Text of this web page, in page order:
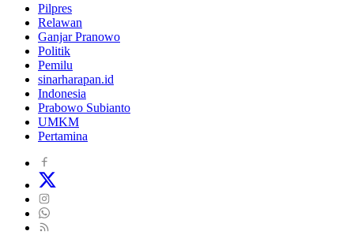
Pilpres
Relawan
Ganjar Pranowo
Politik
Pemilu
sinarharapan.id
Indonesia
Prabowo Subianto
UMKM
Pertamina